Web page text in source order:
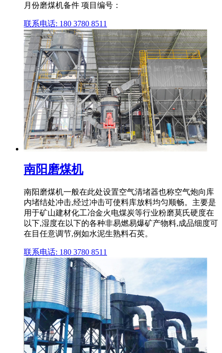
月份磨煤机备件 项目编号：
联系电话: 180 3780 8511
南阳磨煤机
南阳磨煤机一般在此处设置空气清堵器也称空气炮向库
内堵结处冲击,经过冲击可使料库放料均匀顺畅。主要是
用于矿山建材化工冶金火电煤炭等行业粉磨莫氏硬度在
以下,湿度在以下的各种非易燃易爆矿产物料,成品细度可
在目任意调节,例如水泥生熟料石英。
联系电话: 180 3780 8511